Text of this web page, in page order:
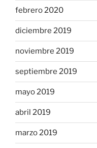
febrero 2020
diciembre 2019
noviembre 2019
septiembre 2019
mayo 2019
abril 2019
marzo 2019